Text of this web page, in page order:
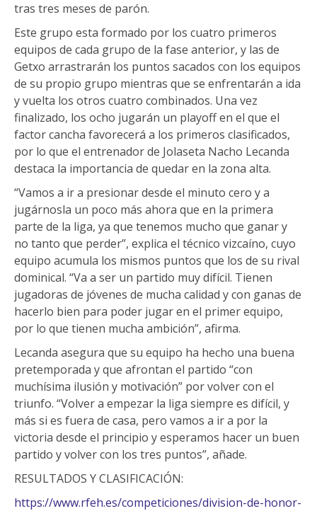
tras tres meses de parón.
Este grupo esta formado por los cuatro primeros
equipos de cada grupo de la fase anterior, y las de
Getxo arrastrarán los puntos sacados con los equipos
de su propio grupo mientras que se enfrentarán a ida
y vuelta los otros cuatro combinados. Una vez
finalizado, los ocho jugarán un playoff en el que el
factor cancha favorecerá a los primeros clasificados,
por lo que el entrenador de Jolaseta Nacho Lecanda
destaca la importancia de quedar en la zona alta.
“Vamos a ir a presionar desde el minuto cero y a
jugárnosla un poco más ahora que en la primera
parte de la liga, ya que tenemos mucho que ganar y
no tanto que perder”, explica el técnico vizcaíno, cuyo
equipo acumula los mismos puntos que los de su rival
dominical. “Va a ser un partido muy difícil. Tienen
jugadoras de jóvenes de mucha calidad y con ganas de
hacerlo bien para poder jugar en el primer equipo,
por lo que tienen mucha ambición”, afirma.
Lecanda asegura que su equipo ha hecho una buena
pretemporada y que afrontan el partido “con
muchísima ilusión y motivación” por volver con el
triunfo. “Volver a empezar la liga siempre es difícil, y
más si es fuera de casa, pero vamos a ir a por la
victoria desde el principio y esperamos hacer un buen
partido y volver con los tres puntos”, añade.
RESULTADOS Y CLASIFICACIÓN:
https://www.rfeh.es/competiciones/division-de-honor-